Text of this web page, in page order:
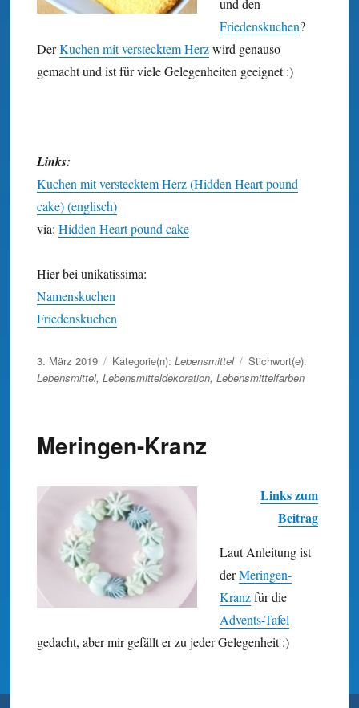
und den
Friedenskuchen?
DerKuchen mit verstecktem Herzwird genauso
gemacht und ist für viele Gelegenheiten geeignet :)
Links:
Kuchen mit verstecktem Herz (Hidden Heart pound
cake) (englisch)
via: Hidden Heart pound cake
Hier bei unikatissima:
Namenskuchen
Friedenskuchen
Veröffentlicht
am
3. März 2019 Kategorie(n): Lebensmittel
Stichwort(e):
Lebensmittel, Lebensmitteldekoration, Lebensmittelfarben
Meringen-Kranz
Links zum
Beitrag
Laut Anleitung ist
derMeringen-
Kranzfür die
Advents-Tafel
gedacht, aber mir gefällt er zu jeder Gelegenheit :)